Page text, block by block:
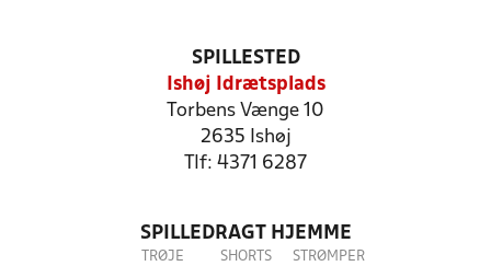
SPILLESTED
Ishøj Idrætsplads
Torbens Vænge 10
2635 Ishøj
Tlf: 4371 6287
SPILLEDRAGT HJEMME
TRØJE SHORTS STRØMPER